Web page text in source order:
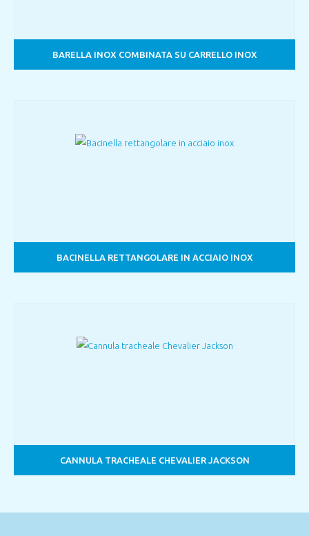
BARELLA INOX COMBINATA SU CARRELLO INOX
BACINELLA RETTANGOLARE IN ACCIAIO INOX
CANNULA TRACHEALE CHEVALIER JACKSON